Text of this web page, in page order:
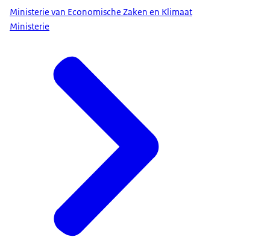
Ministerie van Economische Zaken en Klimaat
Ministerie